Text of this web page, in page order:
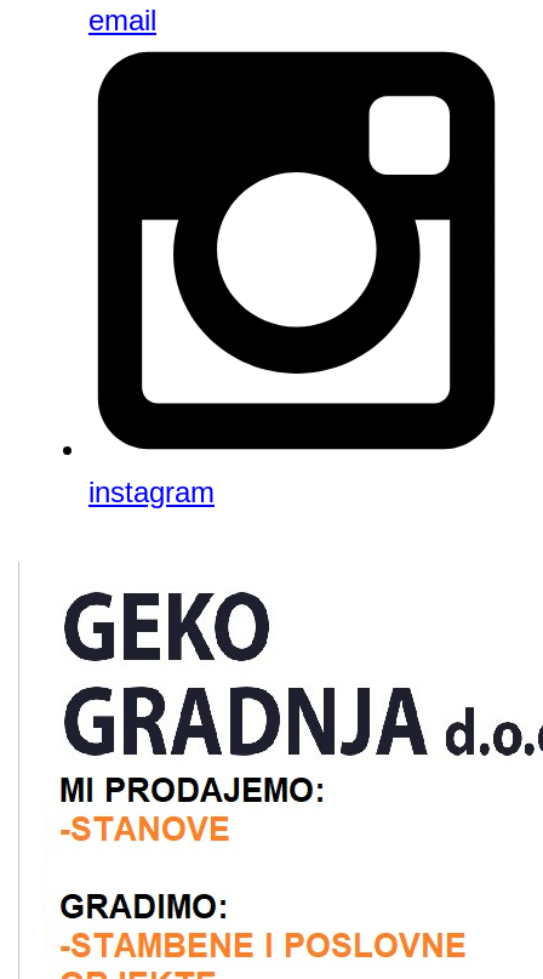
email
instagram